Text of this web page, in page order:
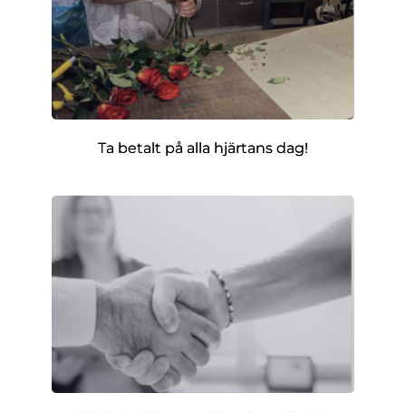
Ta betalt på alla hjärtans dag!